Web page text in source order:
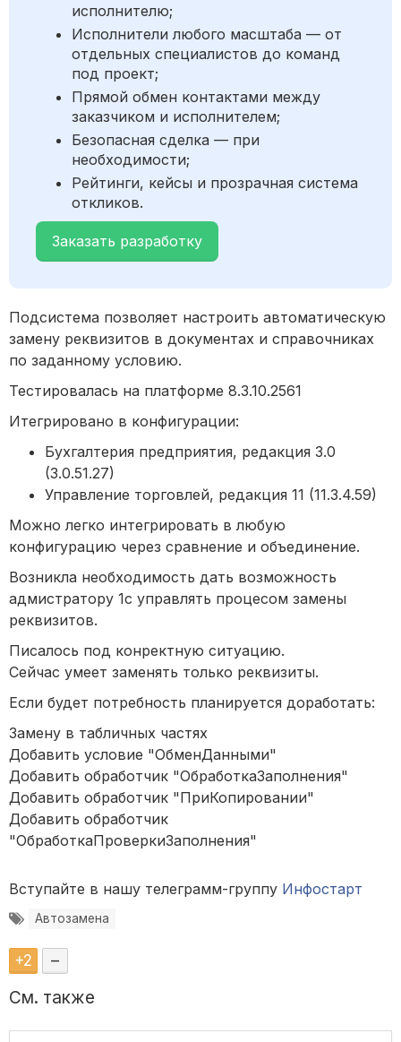
исполнителю;
Исполнители любого масштаба — от
отдельных специалистов до команд
под проект;
Прямой обмен контактами между
заказчиком и исполнителем;
Безопасная сделка — при
необходимости;
Рейтинги, кейсы и прозрачная система
откликов.
Заказать разработку
Подсистема позволяет настроить автоматическую
замену реквизитов в документах и справочниках
по заданному условию.
Тестировалась на платформе 8.3.10.2561
Итегрировано в конфигурации:
Бухгалтерия предприятия, редакция 3.0
(3.0.51.27)
Управление торговлей, редакция 11 (11.3.4.59)
Можно легко интегрировать в любую
конфигурацию через сравнение и объединение.
Возникла необходимость дать возможность
адмистратору 1с управлять процесом замены
реквизитов.
Писалось под конректную ситуацию.
Сейчас умеет заменять только реквизиты.
Если будет потребность планируется доработать:
Замену в табличных частях
Добавить условие "ОбменДанными"
Добавить обработчик "ОбработкаЗаполнения"
Добавить обработчик "ПриКопировании"
Добавить обработчик
"ОбработкаПроверкиЗаполнения"
Вступайте в нашу телеграмм-группу Инфостарт
Автозамена
+2 –
См. также